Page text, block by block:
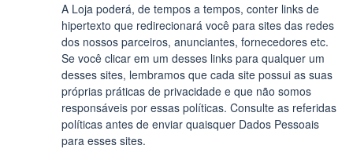
A Loja poderá, de tempos a tempos, conter links de
hipertexto que redirecionará você para sites das redes
dos nossos parceiros, anunciantes, fornecedores etc.
Se você clicar em um desses links para qualquer um
desses sites, lembramos que cada site possui as suas
próprias práticas de privacidade e que não somos
responsáveis por essas políticas. Consulte as referidas
políticas antes de enviar quaisquer Dados Pessoais
para esses sites.